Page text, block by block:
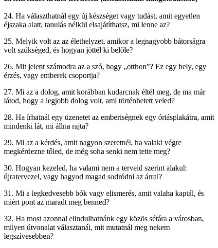
24. Ha választhatnál egy új készséget vagy tudást, amit egyetlen
éjszaka alatt, tanulás nélkül elsajátíthatsz, mi lenne az?
25. Melyik volt az az élethelyzet, amikor a legnagyobb bátorságra
volt szükséged, és hogyan jöttél ki belőle?
26. Mit jelent számodra az a szó, hogy „otthon”? Ez egy hely, egy
érzés, vagy emberek csoportja?
27. Mi az a dolog, amit korábban kudarcnak éltél meg, de ma már
látod, hogy a legjobb dolog volt, ami történhetett veled?
28. Ha írhatnál egy üzenetet az emberiségnek egy óriásplakátra, amit
mindenki lát, mi állna rajta?
29. Mi az a kérdés, amit nagyon szeretnél, ha valaki végre
megkérdezne tőled, de még soha senki nem tette meg?
30. Hogyan kezeled, ha valami nem a terveid szerint alakul:
újratervezel, vagy hagyod magad sodródni az árral?
31. Mi a legkedvesebb bók vagy elismerés, amit valaha kaptál, és
miért pont az maradt meg benned?
32. Ha most azonnal elindulhatnánk egy közös sétára a városban,
milyen útvonalat választanál, mit mutatnál meg nekem
legszívesebben?